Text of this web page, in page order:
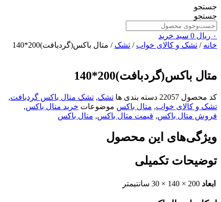
جستجو
جستجو
۰ ریال 0 سبد خرید
خانه / تشک و کالای خواب / تشک / متال باکس(گردبافت)200*140
متال باکس(گردبافت)200*140
کد محصول 22057 دسته بندی ها تشک, تشک متال باکس گردبافت,
تشک و کالای خواب, متال باکس موضوعات خرید متال باکس,
فروش متال باکس, قیمت متال باکس, متال باکس
ویژگی‌های این محصول
توضیحات تکمیلی
ابعاد 200 × 140 × 30 سانتیمتر